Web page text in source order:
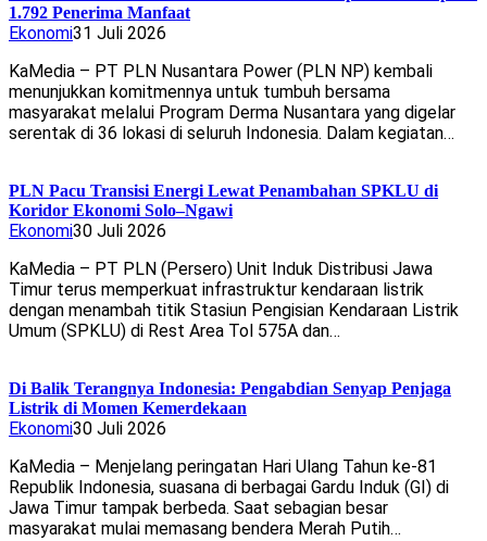
1.792 Penerima Manfaat
Ekonomi31 Juli 2026
KaMedia – PT PLN Nusantara Power (PLN NP) kembali
menunjukkan komitmennya untuk tumbuh bersama
masyarakat melalui Program Derma Nusantara yang digelar
serentak di 36 lokasi di seluruh Indonesia. Dalam kegiatan…
PLN Pacu Transisi Energi Lewat Penambahan SPKLU di
Koridor Ekonomi Solo–Ngawi
Ekonomi30 Juli 2026
KaMedia – PT PLN (Persero) Unit Induk Distribusi Jawa
Timur terus memperkuat infrastruktur kendaraan listrik
dengan menambah titik Stasiun Pengisian Kendaraan Listrik
Umum (SPKLU) di Rest Area Tol 575A dan…
Di Balik Terangnya Indonesia: Pengabdian Senyap Penjaga
Listrik di Momen Kemerdekaan
Ekonomi30 Juli 2026
KaMedia – Menjelang peringatan Hari Ulang Tahun ke-81
Republik Indonesia, suasana di berbagai Gardu Induk (GI) di
Jawa Timur tampak berbeda. Saat sebagian besar
masyarakat mulai memasang bendera Merah Putih…